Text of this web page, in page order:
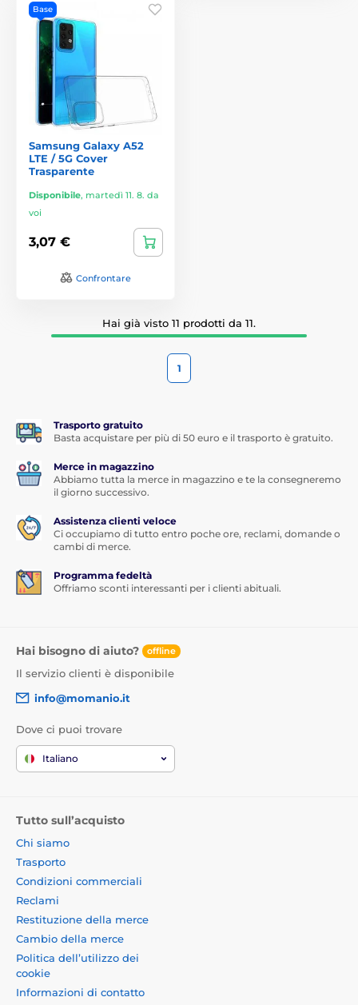
Base
Samsung Galaxy A52
LTE / 5G Cover
Trasparente
Disponibile, martedì 11. 8. da
voi
3,07 €
Confrontare
Hai già visto 11 prodotti da 11.
1
Trasporto gratuito
Basta acquistare per più di 50 euro e il trasporto è gratuito.
Merce in magazzino
Abbiamo tutta la merce in magazzino e te la consegneremo
il giorno successivo.
Assistenza clienti veloce
Ci occupiamo di tutto entro poche ore, reclami, domande o
cambi di merce.
Programma fedeltà
Offriamo sconti interessanti per i clienti abituali.
Hai bisogno di aiuto? offline
Il servizio clienti è disponibile
info@momanio.it
Dove ci puoi trovare
Italiano
Tutto sull’acquisto
Chi siamo
Trasporto
Condizioni commerciali
Reclami
Restituzione della merce
Cambio della merce
Politica dell’utilizzo dei
cookie
Informazioni di contatto